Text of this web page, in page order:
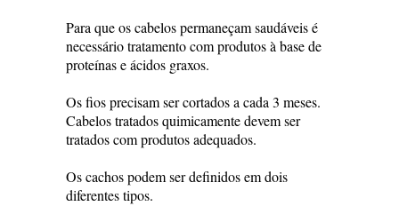
Para que os cabelos permaneçam saudáveis é
necessário tratamento com produtos à base de
proteínas e ácidos graxos.
Os fios precisam ser cortados a cada 3 meses.
Cabelos tratados quimicamente devem ser
tratados com produtos adequados.
Os cachos podem ser definidos em dois
diferentes tipos.